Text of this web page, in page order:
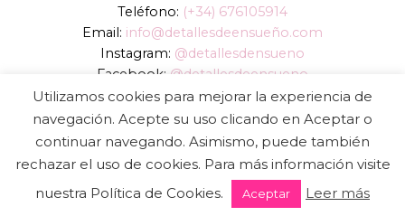
Teléfono: (+34) 676105914
Email: info@detallesdeensueño.com
Instagram: @detallesdensueno
Facebook: @detallesdeensueno
TikTok: @detallesdensueno
Página web:www.detallesdeensueño.com
Copyright 2026 © DIGALOWEB.COM
Utilizamos cookies para mejorar la experiencia de
navegación. Acepte su uso clicando en Aceptar o
continuar navegando. Asimismo, puede también
rechazar el uso de cookies. Para más información visite
nuestra Política de Cookies.
Aceptar Leer más